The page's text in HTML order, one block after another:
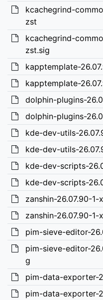
kcachegrind-
zst
kcachegrind-
zst.sig
kapptemplate-
kapptemplate-
dolphin-plugins-
dolphin-plugins-
kde-dev-utils-
kde-dev-utils-
kde-dev-scripts-
kde-dev-scripts-
zanshin-26.07.90-1-
zanshin-26.07.90-1-
pim-sieve-editor-
pim-sieve-editor-
g
pim-data-exporter-
pim-data-exporter-